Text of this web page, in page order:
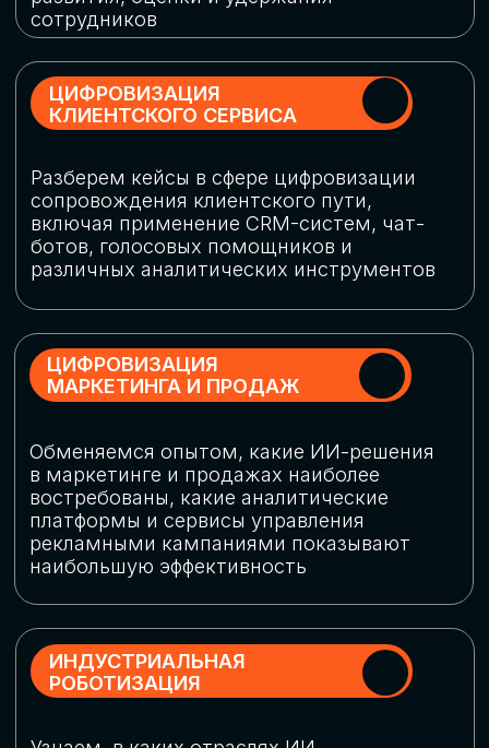
Оставьте заявку, мы направим вам
программу конференции
СКАЧАТЬ ПРОГРАММУ
СПИКЕРЫ
СТАТЬ СПИКЕРОМ
В конференции участвовали более 120 спикеров